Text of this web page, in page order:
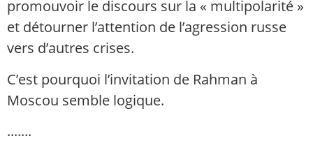
promouvoir le discours sur la « multipolarité »
et détourner l’attention de l’agression russe
vers d’autres crises.
C’est pourquoi l’invitation de Rahman à
Moscou semble logique.
.......